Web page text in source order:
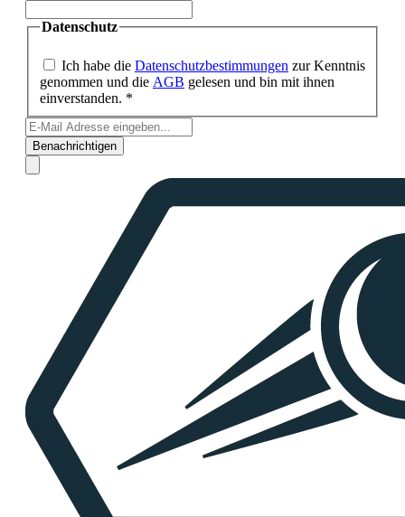
Datenschutz
Ich habe die Datenschutzbestimmungen zur Kenntnis
genommen und die AGB gelesen und bin mit ihnen
einverstanden. *
Benachrichtigen